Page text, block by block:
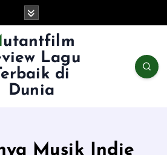
Lagu
di
Dunia
Musik Indie